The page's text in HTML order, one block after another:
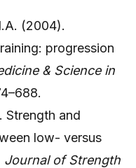
(2004).
progression
& Science in
Strength and
low- versus
Journal of Strength